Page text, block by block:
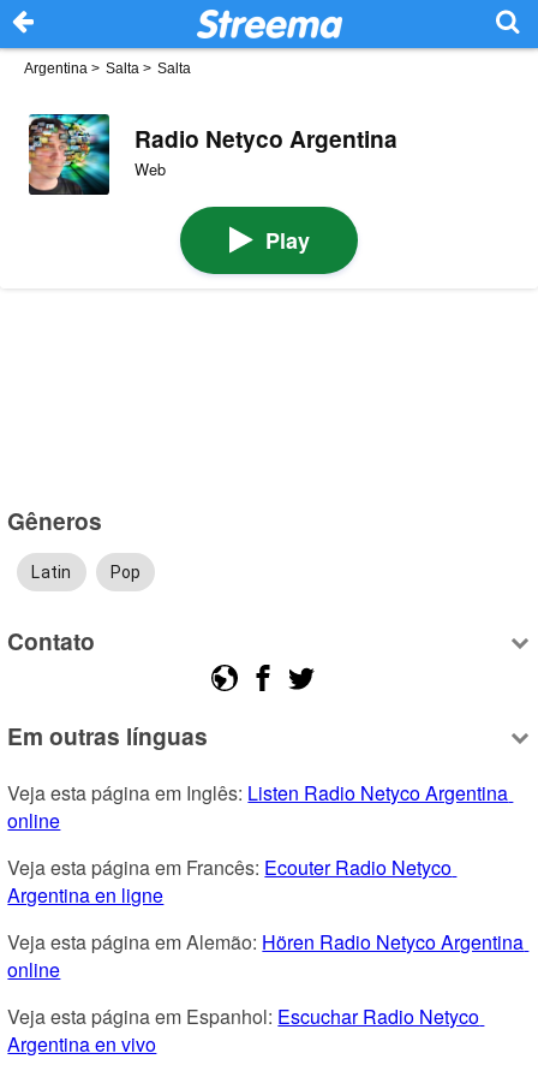
Argentina > Salta > Salta
Radio Netyco Argentina
Web
Play
Gêneros
Latin Pop
Contato
Em outras línguas
Veja esta página em Inglês: Listen Radio Netyco Argentina
online
Veja esta página em Francês: Ecouter Radio Netyco
Argentina en ligne
Veja esta página em Alemão: Hören Radio Netyco Argentina
online
Veja esta página em Espanhol: Escuchar Radio Netyco
Argentina en vivo